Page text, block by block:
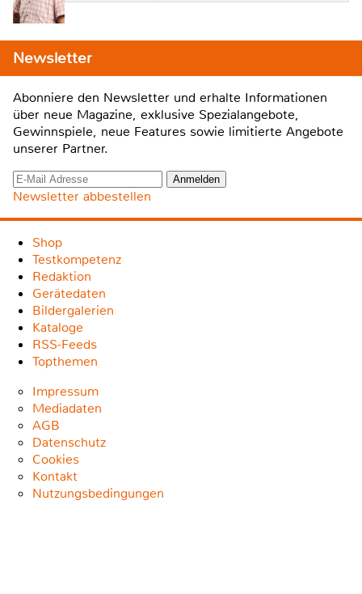
Newsletter
Abonniere den Newsletter und erhalte Informationen
über neue Magazine, exklusive Spezialangebote,
Gewinnspiele, neue Features sowie limitierte Angebote
unserer Partner.
Newsletter abbestellen
Shop
Testkompetenz
Redaktion
Gerätedaten
Bildergalerien
Kataloge
RSS-Feeds
Topthemen
Impressum
Mediadaten
AGB
Datenschutz
Cookies
Kontakt
Nutzungsbedingungen